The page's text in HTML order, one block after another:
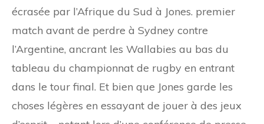
écrasée par l’Afrique du Sud à Jones. premier
match avant de perdre à Sydney contre
l’Argentine, ancrant les Wallabies au bas du
tableau du championnat de rugby en entrant
dans le tour final. Et bien que Jones garde les
choses légères en essayant de jouer à des jeux